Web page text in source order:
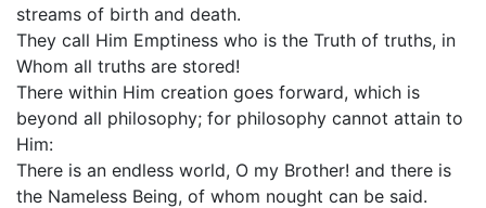
streams of birth and death.
They call Him Emptiness who is the Truth of truths, in
Whom all truths are stored!
There within Him creation goes forward, which is
beyond all philosophy; for philosophy cannot attain to
Him:
There is an endless world, O my Brother! and there is
the Nameless Being, of whom nought can be said.